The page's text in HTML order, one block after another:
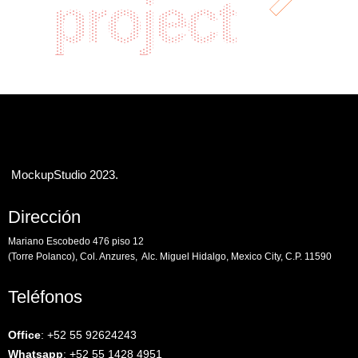
project
MockupStudio 2023.
Dirección
Mariano Escobedo 476 piso 12
(Torre Polanco), Col. Anzures, Alc. Miguel Hidalgo, Mexico City, C.P. 11590
Teléfonos
Office: +52 55 92624243
Whatsapp: +52 55 1428 4951